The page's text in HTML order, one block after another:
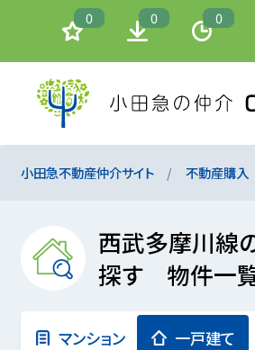
0 0 0
小田急不動産仲介サイト 不動産購入
西武多摩川線
探す 物件一
マンション 一戸建て